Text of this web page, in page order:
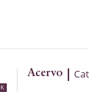
K
Acervo